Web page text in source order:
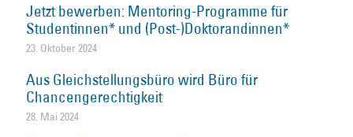
Jetzt bewerben: Mentoring-Programme für
Studentinnen* und (Post-)Doktorandinnen*
23. Oktober 2024
Aus Gleichstellungsbüro wird Büro für
Chancengerechtigkeit
28. Mai 2024